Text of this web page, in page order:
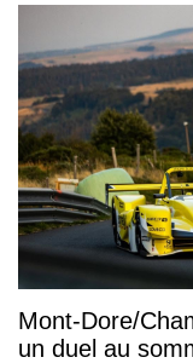
Mont-Dore/
un duel au